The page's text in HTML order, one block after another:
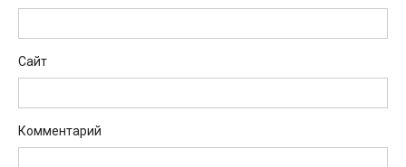
Сайт
Комментарий